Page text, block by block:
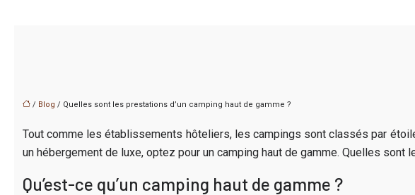
/ Blog / Quelles sont les prestations d’un camping haut de gamme ?
Tout comme les établissements hôteliers, les campings sont classés par
un hébergement de luxe, optez pour un camping haut de gamme. Quelles sont
Qu’est-ce qu’un camping haut de gamme ?